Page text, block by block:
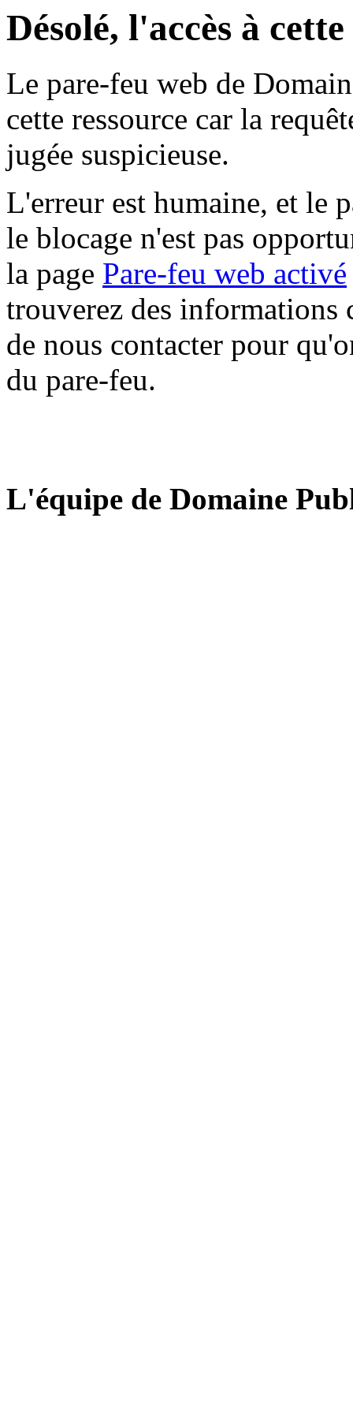
Désolé, l'accès à
Le pare-feu web de
cette ressource car la
jugée suspicieuse.
L'erreur est humaine, et le
le blocage n'est pas
la page Pare-feu web activé
trouverez des informations
de nous contacter pour
du pare-feu.
L'équipe de Domaine